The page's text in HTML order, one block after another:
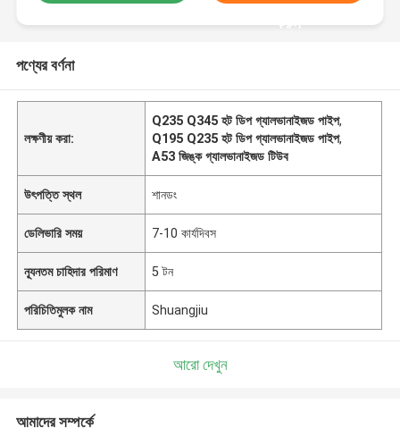
করুন
পণ্যের বর্ণনা
লক্ষণীয় করা:
Q235 Q345 হট ডিপ গ্যালভানাইজড পাইপ,
Q195 Q235 হট ডিপ গ্যালভানাইজড পাইপ,
A53 জিঙ্ক গ্যালভানাইজড টিউব
উৎপত্তি স্থল শানডং
ডেলিভারি সময় 7-10 কার্যদিবস
ন্যূনতম চাহিদার পরিমাণ 5 টন
পরিচিতিমুলক নাম Shuangjiu
আরো দেখুন
আমাদের সম্পর্কে